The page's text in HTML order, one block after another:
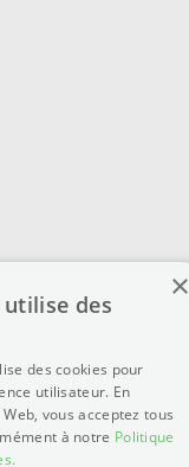
×
utilise des
des cookies pour
utilisateur. En
vous acceptez tous
à notre Politique